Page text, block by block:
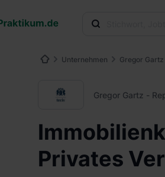
Unternehmen Gregor
Gregor Gartz -
Privates